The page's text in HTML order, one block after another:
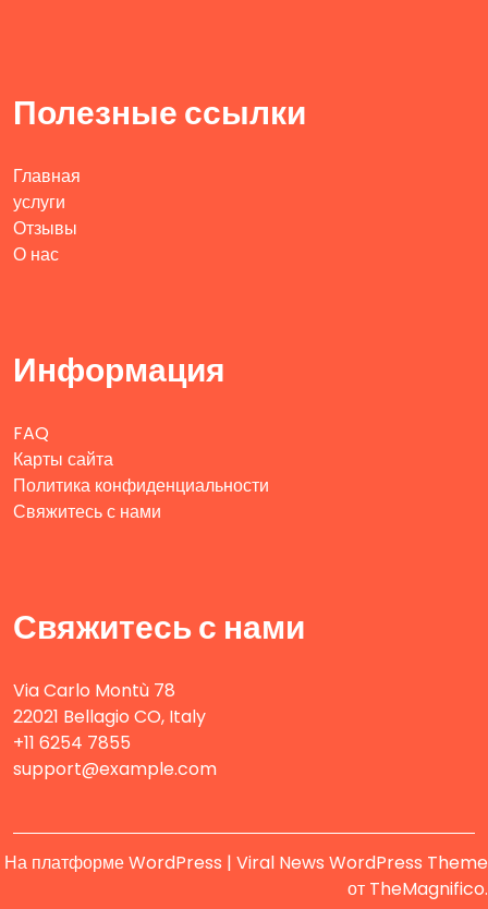
Полезные ссылки
Главная
услуги
Отзывы
О нас
Информация
FAQ
Карты сайта
Политика конфиденциальности
Свяжитесь с нами
Свяжитесь с нами
Via Carlo Montù 78
22021 Bellagio CO, Italy
+11 6254 7855
support@example.com
На платформе WordPress | Viral News WordPress Theme
от TheMagnifico.